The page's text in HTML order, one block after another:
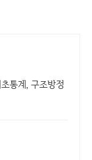
통계, 구조방정